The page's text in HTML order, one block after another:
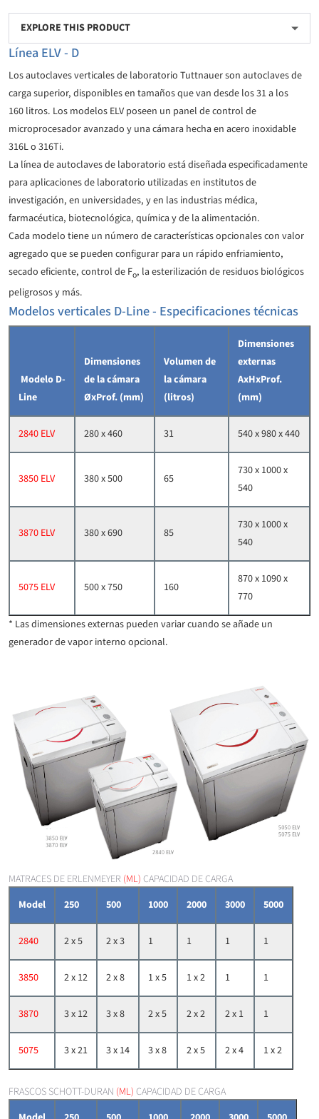
EXPLORE THIS PRODUCT
Línea ELV - D
Los autoclaves verticales de laboratorio Tuttnauer son autoclaves de
carga superior, disponibles en tamaños que van desde los 31 a los
160 litros. Los modelos ELV poseen un panel de control de
microprocesador avanzado y una cámara hecha en acero inoxidable
316L o 316Ti.
La línea de autoclaves de laboratorio está diseñada especificadamente
para aplicaciones de laboratorio utilizadas en institutos de
investigación, en universidades, y en las industrias médica,
farmacéutica, biotecnológica, química y de la alimentación.
Cada modelo tiene un número de características opcionales con valor
agregado que se pueden configurar para un rápido enfriamiento,
secado eficiente, control de Fo, la esterilización de residuos biológicos
peligrosos y más.
Modelos verticales D-Line - Especificaciones técnicas
Modelo D-
Line
Dimensiones
de la cámara
ØxProf. (mm)
Volumen de
la cámara
(litros)
Dimensiones
externas
AxHxProf.
(mm)
2840 ELV 280 x 460 31 540 x 980 x 440
3850 ELV 380 x 500 65
730 x 1000 x
540
3870 ELV 380 x 690 85
730 x 1000 x
540
5075 ELV 500 x 750 160
870 x 1090 x
770
* Las dimensiones externas pueden variar cuando se añade un
generador de vapor interno opcional.
MATRACES DE ERLENMEYER (ML) CAPACIDAD DE CARGA
Model
250 500 1000 2000 3000 5000
2840 2 x 5 2 x 3 1 1 1 1
3850 2 x 12 2 x 8 1 x 5 1 x 2 1 1
3870 3 x 12 3 x 8 2 x 5 2 x 2 2 x 1 1
5075 3 x 21 3 x 14 3 x 8 2 x 5 2 x 4 1 x 2
FRASCOS SCHOTT-DURAN (ML) CAPACIDAD DE CARGA